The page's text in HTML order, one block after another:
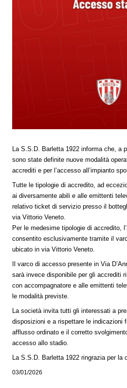
La S.S.D. Barletta 1922 informa che, a
sono state definite nuove modalità
accrediti e per l’accesso all’impianto
Tutte le tipologie di accredito, ad
ai diversamente abili e alle emittenti
relativo ticket di servizio presso il
via Vittorio Veneto.
Per le medesime tipologie di accredito,
consentito esclusivamente tramite il
ubicato in via Vittorio Veneto.
Il varco di accesso presente in Via
sarà invece disponibile per gli accrediti
con accompagnatore e alle emittenti
le modalità previste.
La società invita tutti gli interessati a
disposizioni e a rispettare le indicazioni
afflusso ordinato e il corretto
accesso allo stadio.
La S.S.D. Barletta 1922 ringrazia per la
03/01/2026